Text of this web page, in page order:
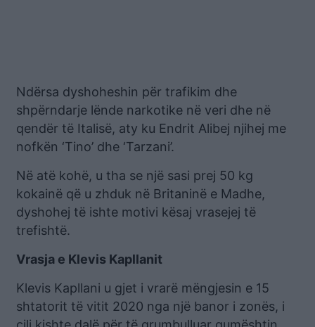
Ndërsa dyshoheshin për trafikim dhe
shpërndarje lënde narkotike në veri dhe në
qendër të Italisë, aty ku Endrit Alibej njihej me
nofkën ‘Tino’ dhe ‘Tarzani’.
Në atë kohë, u tha se një sasi prej 50 kg
kokainë që u zhduk në Britaninë e Madhe,
dyshohej të ishte motivi kësaj vrasejej të
trefishtë.
Vrasja e Klevis Kapllanit
Klevis Kapllani u gjet i vrarë mëngjesin e 15
shtatorit të vitit 2020 nga një banor i zonës, i